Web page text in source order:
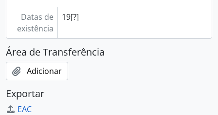
Datas de
existência
19[?]
Área de Transferência
Adicionar
Exportar
EAC